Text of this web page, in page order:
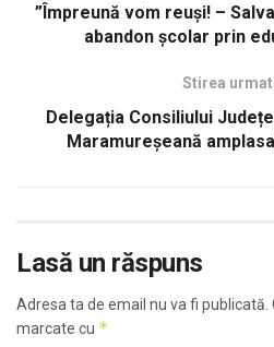
”Împreună vom reuși! –
abandon școlar prin
Stirea
Delegația Consiliului
Maramureșeană
Lasă un răspuns
Adresa ta de email nu va fi publicată.
marcate cu *